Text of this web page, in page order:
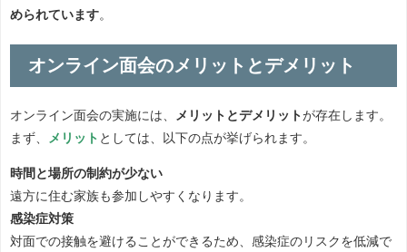
められています。
オンライン面会のメリットとデメリット
オンライン面会の実施には、 メリットとデメリットが存在します。
まず、
メリット としては、以下の点が挙げられます。
時間と場所の制約が少ない
遠方に住む家族も参加しやすくなります。
感染症対策
対面での接触を避けることができるため、感染症のリスクを低減で